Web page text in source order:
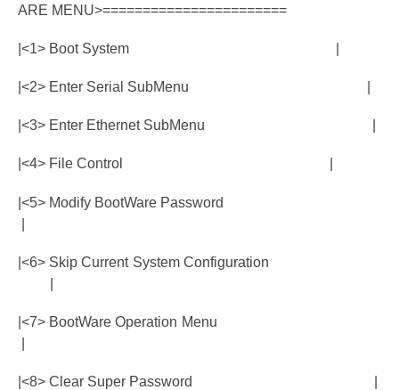
ARE MENU>=======================
|<1> Boot System |
|<2> Enter Serial SubMenu |
|<3> Enter Ethernet SubMenu |
|<4> File Control |
|<5> Modify BootWare Password
|<6> Skip Current System Configuration
|<7> BootWare Operation Menu
|<8> Clear Super Password |